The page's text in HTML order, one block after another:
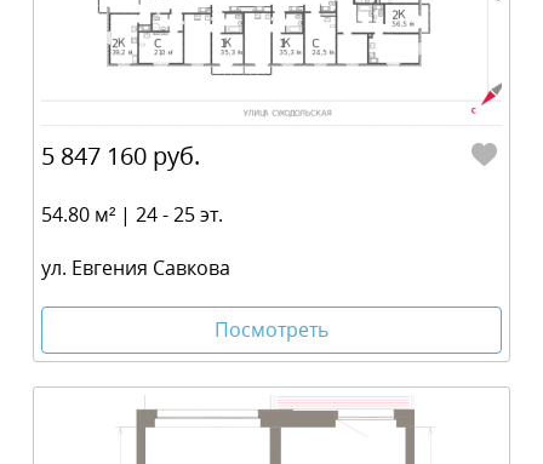
5 847 160 руб.
54.80 м² | 24 - 25 эт.
ул. Евгения Савкова
Посмотреть